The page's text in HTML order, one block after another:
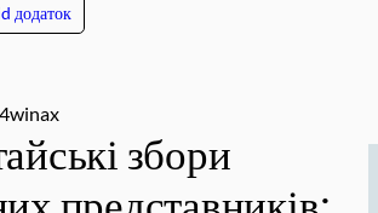
додаток
winax
збори